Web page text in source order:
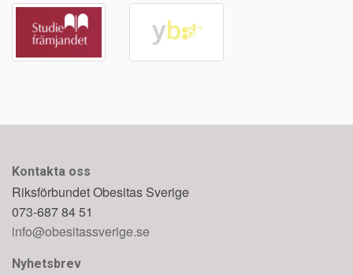
Kontakta oss
Riksförbundet Obesitas Sverige
073-687 84 51
info@obesitassverige.se
Nyhetsbrev